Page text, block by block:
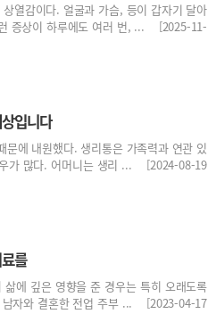
열감이다. 얼굴과 가슴, 등이 갑자기 달아
증상이 하루에도 여러 번, ... [2025-11-
입니다
에 내원했다. 생리통은 가족력과 연관 있
우가 많다. 어머니는 생리 ... [2024-08-19
를
에 깊은 영향을 준 경우는 특히 오래도록
남자와 결혼한 전업 주부 ... [2023-04-17